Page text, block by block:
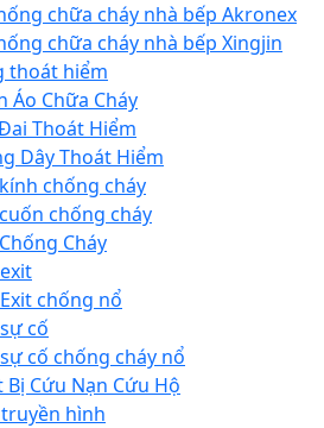
chữa cháy nhà bếp Akronex
chữa cháy nhà bếp Xingjin
thoát hiểm
Áo Chữa Cháy
Thoát Hiểm
Dây Thoát Hiểm
chống cháy
chống cháy
Cháy
chống nổ
cố
cố chống cháy nổ
Bị Cứu Nạn Cứu Hộ
hình